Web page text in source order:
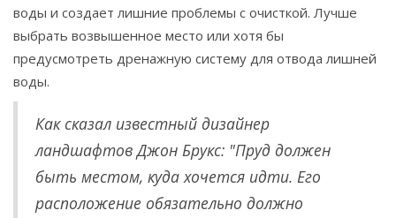
воды и создает лишние проблемы с очисткой. Лучше
выбрать возвышенное место или хотя бы
предусмотреть дренажную систему для отвода лишней
воды.
Как сказал известный дизайнер
ландшафтов Джон Брукс: "Пруд должен
быть местом, куда хочется идти. Его
расположение обязательно должно